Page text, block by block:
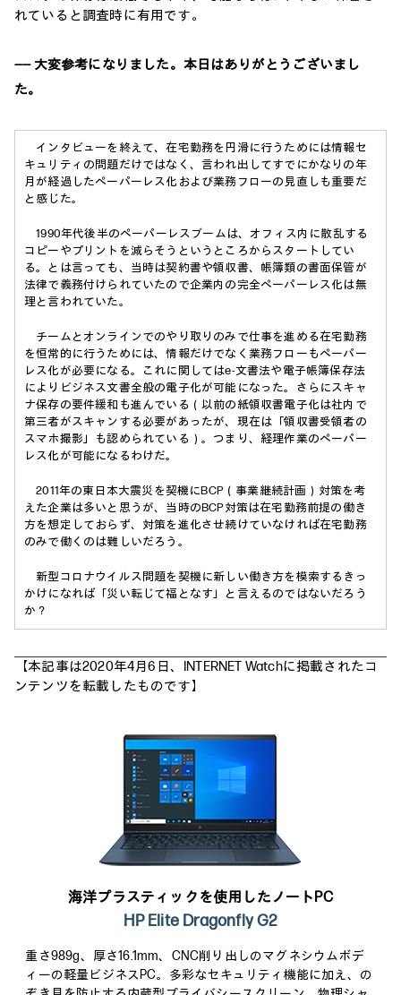
れていると調査時に有用です。
―― 大変参考になりました。本日はありがとうございまし
た。
インタビューを終えて、在宅勤務を円滑に行うためには情報セ
キュリティの問題だけではなく、言われ出してすでにかなりの年
月が経過したペーパーレス化および業務フローの見直しも重要だ
と感じた。
1990年代後半のペーパーレスブームは、オフィス内に散乱する
コピーやプリントを減らそうというところからスタートしてい
る。とは言っても、当時は契約書や領収書、帳簿類の書面保管が
法律で義務付けられていたので企業内の完全ペーパーレス化は無
理と言われていた。
チームとオンラインでのやり取りのみで仕事を進める在宅勤務
を恒常的に行うためには、情報だけでなく業務フローもペーパー
レス化が必要になる。これに関してはe-文書法や電子帳簿保存法
によりビジネス文書全般の電子化が可能になった。さらにスキャ
ナ保存の要件緩和も進んでいる（以前の紙領収書電子化は社内で
第三者がスキャンする必要があったが、現在は「領収書受領者の
スマホ撮影」も認められている）。つまり、経理作業のペーパー
レス化が可能になるわけだ。
2011年の東日本大震災を契機にBCP（事業継続計画）対策を考
えた企業は多いと思うが、当時のBCP対策は在宅勤務前提の働き
方を想定しておらず、対策を進化させ続けていなければ在宅勤務
のみで働くのは難しいだろう。
新型コロナウイルス問題を契機に新しい働き方を模索するきっ
かけになれば「災い転じて福となす」と言えるのではないだろう
か？
【本記事は2020年4月6日、INTERNET Watchに掲載されたコ
ンテンツを転載したものです】
海洋プラスティックを使用したノートPC
HP Elite Dragonfly G2
重さ989g、厚さ16.1mm、CNC削り出しのマグネシウムボデ
ィーの軽量ビジネスPC。多彩なセキュリティ機能に加え、の